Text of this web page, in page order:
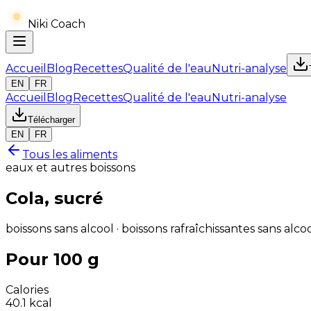
Niki Coach
Accueil BlogRecettesQualité de l'eauNutri-analyse
EN
FR
Accueil BlogRecettesQualité de l'eauNutri-analyse
Télécharger
EN
FR
Tous les aliments
eaux et autres boissons
Cola, sucré
boissons sans alcool · boissons rafraîchissantes sans
Pour 100 g
Calories
40.1 kcal